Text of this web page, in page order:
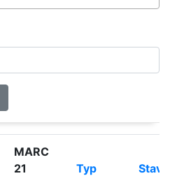
MARC
21
Typ Stav